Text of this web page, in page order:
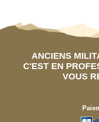
ANCIENS
C'EST EN
VOUS